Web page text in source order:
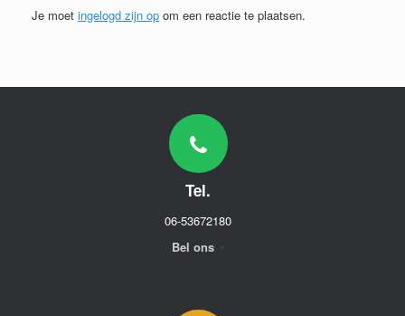
Je moet ingelogd zijn op om een reactie te plaatsen.
Tel.
06-53672180
Bel ons